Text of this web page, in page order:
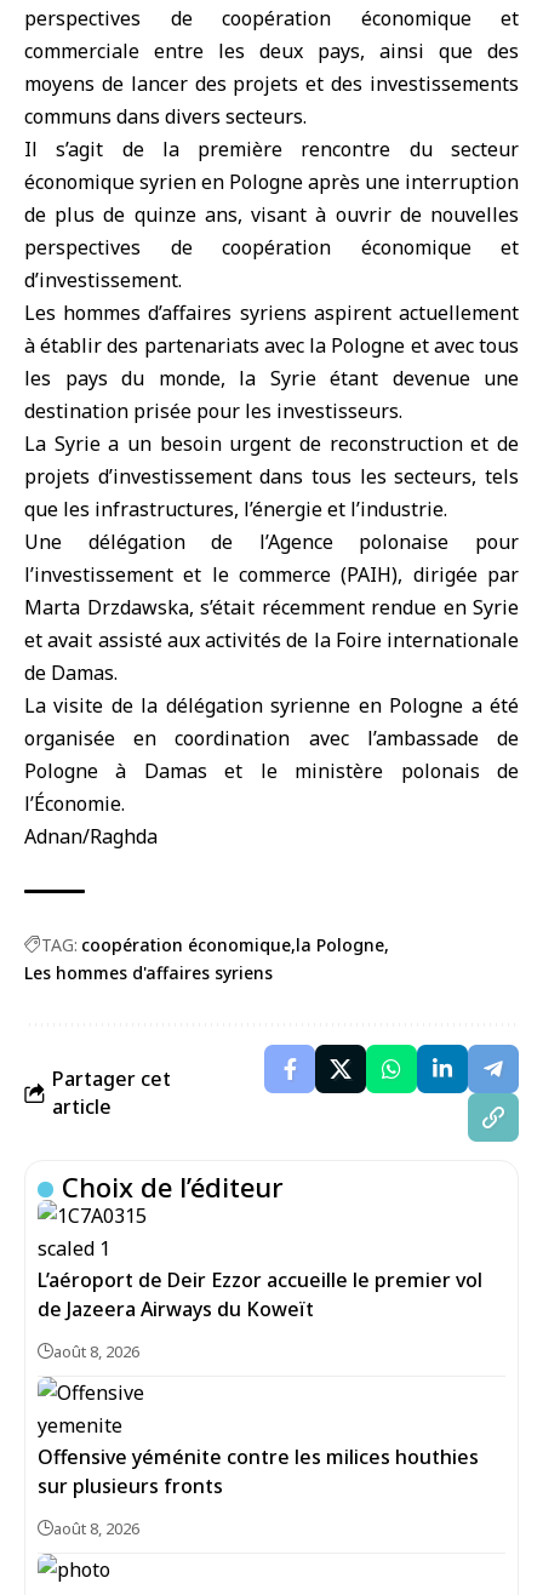
perspectives de coopération économique et
commerciale entre les deux pays, ainsi que des
moyens de lancer des projets et des investissements
communs dans divers secteurs.
Il s’agit de la première rencontre du secteur
économique syrien en Pologne après une interruption
de plus de quinze ans, visant à ouvrir de nouvelles
perspectives de coopération économique et
d’investissement.
Les hommes d’affaires syriens aspirent actuellement
à établir des partenariats avec la Pologne et avec tous
les pays du monde, la Syrieétant devenue une
destination prisée pour les investisseurs.
La Syrie a un besoin urgent de reconstruction et de
projets d’investissement dans tous les secteurs, tels
que les infrastructures, l’énergie et l’industrie.
Une délégation de l’Agence polonaise pour
l’investissement et le commerce (PAIH), dirigée par
Marta Drzdawska, s’était récemment rendue en Syrie
et avait assisté aux activités de la Foire internationale
de Damas.
La visite de la délégation syrienne en Pologne a été
organisée en coordination avec l’ambassade de
Pologne à Damas et le ministère polonais de
l’Économie.
Adnan/Raghda
TAG: coopération économique la Pologne
Les hommes d'affaires syriens
Partager cet
article
Choix de l’éditeur
L’aéroport de Deir Ezzor accueille le premier vol
de Jazeera Airways du Koweït
août 8, 2026
Offensive yéménite contre les milices houthies
sur plusieurs fronts
août 8, 2026